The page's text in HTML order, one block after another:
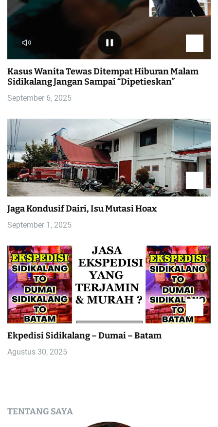
Kasus Wanita Tewas Ditempat Hiburan Malam
Sidikalang Jangan Sampai “Dipetieskan”
September 6, 2025
Jaga Kondusif Dairi, Isu Mutasi Hoax
September 1, 2025
Ekpedisi Sidikalang – Dumai – Batam
Agustus 30, 2025
TENTANG SAYA